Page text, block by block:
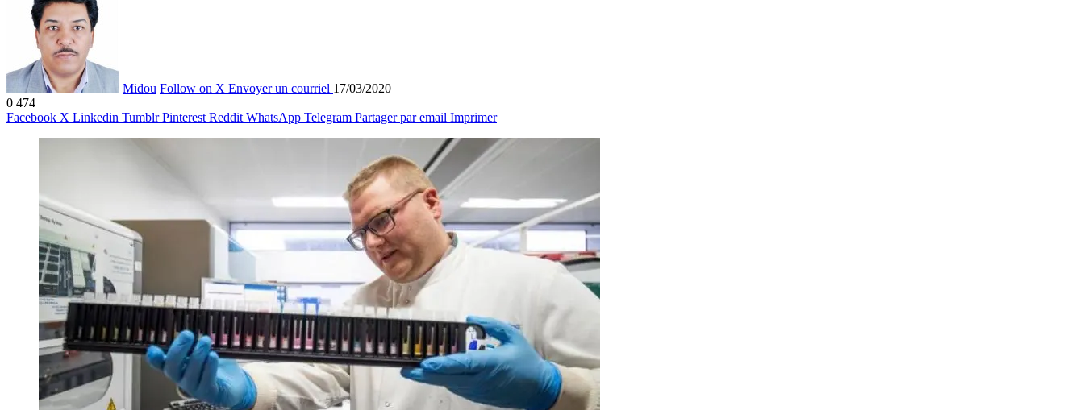
Midou Follow on X Envoyer un courriel 17/03/2020
0 474
Facebook X Linkedin Tumblr Pinterest Reddit WhatsApp Telegram Partager par email Imprimer